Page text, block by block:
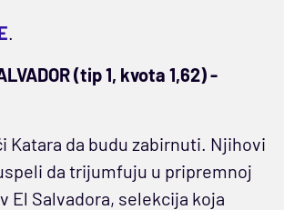
.
(tip 1, kvota 1,62) -
Katara da budu zabirnuti. Njihovi
da trijumfuju u pripremnoj
El Salvadora, selekcija koja